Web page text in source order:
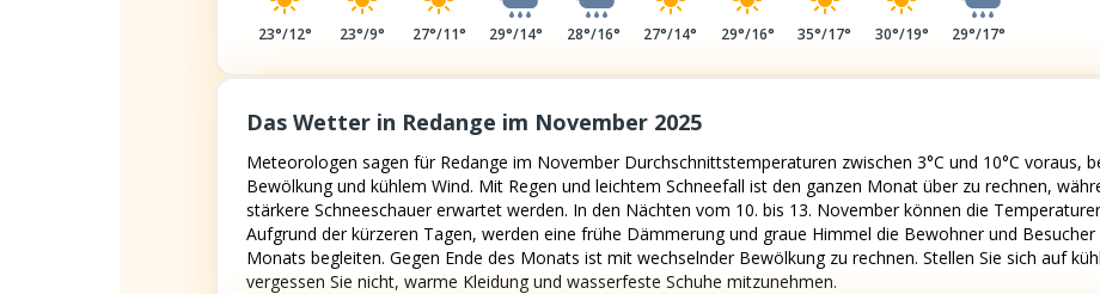
23°/12° 23°/9° 27°/11° 29°/14° 28°/16° 27°/14° 29°/16° 35°/17° 30°/19° 29°/17°
Das Wetter in Redange im November 2025
Meteorologen sagen für Redange im November Durchschnittstemperaturen zwischen 3°C und 10°C voraus,
Bewölkung und kühlem Wind. Mit Regen und leichtem Schneefall ist den ganzen Monat über zu rechnen,
stärkere Schneeschauer erwartet werden. In den Nächten vom 10. bis 13. November können die
Aufgrund der kürzeren Tagen, werden eine frühe Dämmerung und graue Himmel die Bewohner und
Monats begleiten. Gegen Ende des Monats ist mit wechselnder Bewölkung zu rechnen. Stellen Sie sich auf
vergessen Sie nicht, warme Kleidung und wasserfeste Schuhe mitzunehmen.